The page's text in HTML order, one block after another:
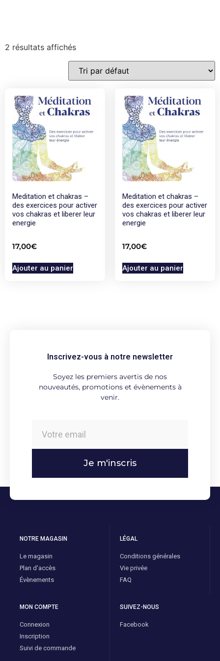
2 résultats affichés
Meditation et chakras –
des exercices pour activer
vos chakras et liberer leur
energie
17,00€
Ajouter au panier
Meditation et chakras –
des exercices pour activer
vos chakras et liberer leur
energie
17,00€
Ajouter au panier
Inscrivez-vous à notre newsletter
Soyez les premiers avertis de nos
nouveautés, promotions et évènements à
venir.
Je m'inscris
NOTRE MAGASIN
Le magasin
Plan d'accès
Évènements
LÉGAL
Conditions générales
Vie privée
FAQ
MON COMPTE
Connexion
Inscription
Suivi de commande
SUIVEZ-NOUS
Facebook